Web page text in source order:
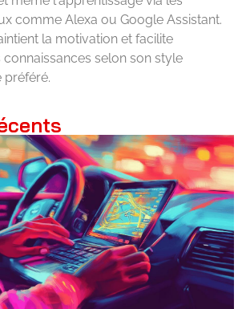
comme Alexa ou Google Assistant.
la motivation et facilite
selon son style
préféré.